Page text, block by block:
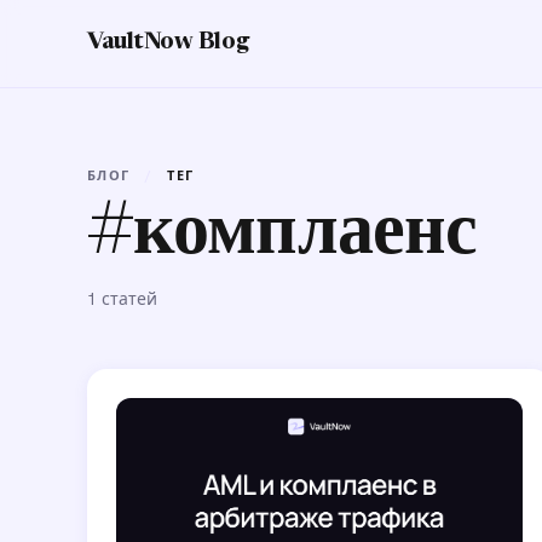
VaultNow Blog
БЛОГ ТЕГ
#комплаенс
1 статей